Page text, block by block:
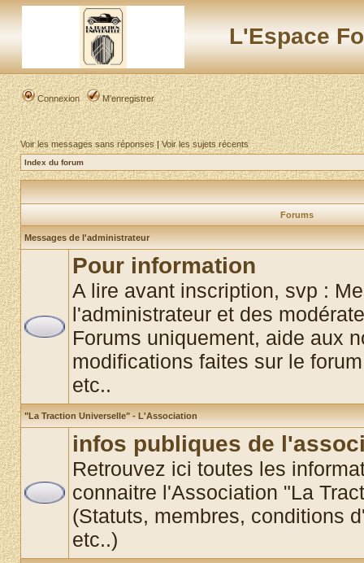
L'Espace
Connexion M’enregistrer
Voir les messages sans réponses|Voir les sujets récents
Index du forum
Forums
Messages de l'administrateur
Pour information
A lire avant inscription, svp :
l'administrateur et des
Forums uniquement, aide aux
modifications faites sur le
etc..
"La Traction Universelle" - L'Association
infos publiques de
Retrouvez ici toutes les
connaitre l'Association "La
(Statuts, membres, conditions
etc..)